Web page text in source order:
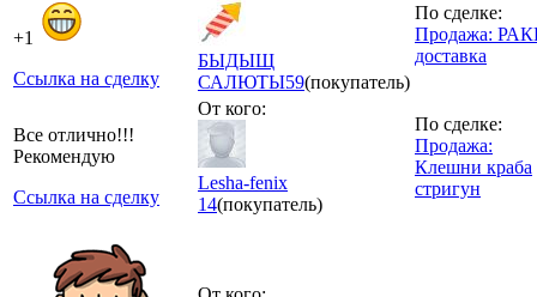
+1
Ссылка на сделку
БЫДЫЩ
САЛЮТЫ59(покупатель)
По сделке:
Продажа:
доставка
Все отлично!!!
Рекомендую
Ссылка на сделку
От кого:
Lesha-fenix
14(покупатель)
По сделке:
Продажа:
Клешни краба
стригун